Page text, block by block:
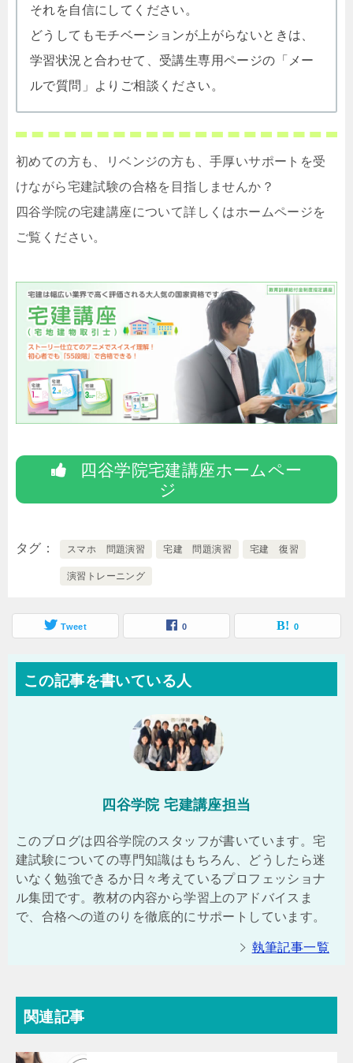
それを自信にしてください。
どうしてもモチベーションが上がらないときは、
学習状況と合わせて、受講生専用ページの「メー
ルで質問」よりご相談ください。
初めての方も、リベンジの方も、手厚いサポートを受
けながら宅建試験の合格を目指しませんか？
四谷学院の宅建講座について詳しくはホームページを
ご覧ください。
四谷学院宅建講座ホームペー
ジ
タグ スマホ 問題演習 宅建 問題演習 宅建 復習
演習トレーニング
Tweet 0 0
この記事を書いている人
四谷学院 宅建講座担当
このブログは四谷学院のスタッフが書いています。宅
建試験についての専門知識はもちろん、どうしたら迷
いなく勉強できるか日々考えているプロフェッショナ
ル集団です。教材の内容から学習上のアドバイスま
で、合格への道のりを徹底的にサポートしています。
執筆記事一覧
関連記事